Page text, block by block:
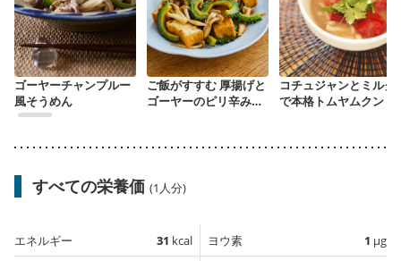
ゴーヤーチャンプルー
風そうめん
ご飯がすすむ 厚揚げと
ゴーヤーのピリ辛みそ
コチュジャンとミルク
で本格トムヤムクン
すべての栄養価 (1人分)
エネルギー 31 kcal
ヨウ素 1 µg